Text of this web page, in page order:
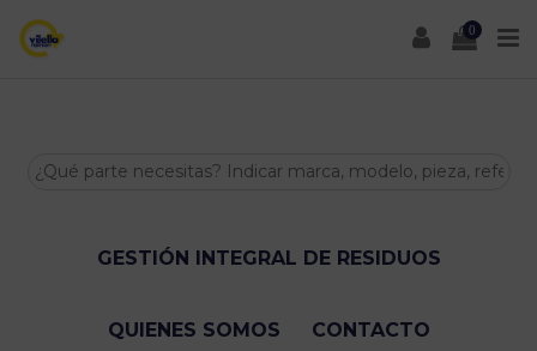
0
BAJAS Y TASACIONES
GESTIÓN INTEGRAL DE RESIDUOS
QUIENES SOMOS CONTACTO